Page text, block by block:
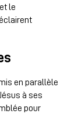
le
en parallèle
à ses
pour